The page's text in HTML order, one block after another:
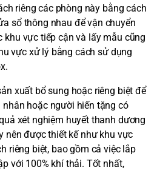
riêng các phòng này bằng cách
sổ thông nhau để vận chuyển
khu vực tiếp cận và lấy mẫu cũng
vực xử lý bằng cách sử dụng
xuất bổ sung hoặc riêng biệt để
hoặc người hiến tặng có
xét nghiệm huyết thanh dương
nên được thiết kế như khu vực
riêng biệt, bao gồm cả việc lắp
với 100% khí thải. Tốt nhất,